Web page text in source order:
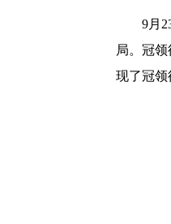
9月
局。冠
现了冠领